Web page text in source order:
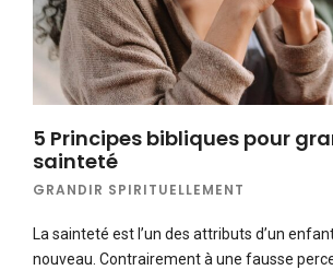
5 Principes bibliques pour
sainteté
GRANDIR SPIRITUELLEMENT
La sainteté est l’un des attributs d’un
nouveau. Contrairement à une fausse